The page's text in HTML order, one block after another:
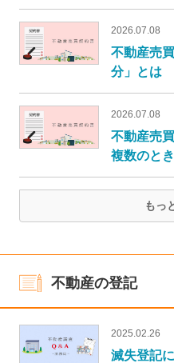
2026.07.08
不動産売
分」とは
2026.07.08
不動産売
複数のと
もっ
不動産の登記
2025.02.26
滅失登記